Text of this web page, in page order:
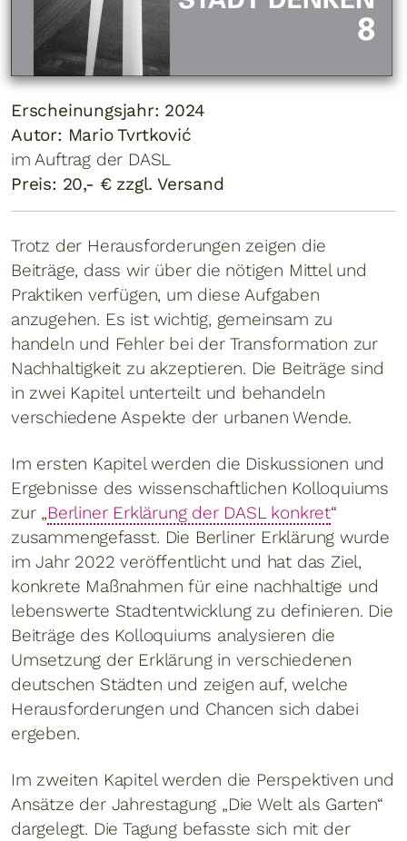
Erscheinungsjahr: 2024
Autor: Mario Tvrtković
im Auftrag der DASL
Preis: 20,- € zzgl. Versand
Trotz der Herausforderungen zeigen die
Beiträge, dass wir über die nötigen Mittel und
Praktiken verfügen, um diese Aufgaben
anzugehen. Es ist wichtig, gemeinsam zu
handeln und Fehler bei der Transformation zur
Nachhaltigkeit zu akzeptieren. Die Beiträge sind
in zwei Kapitel unterteilt und behandeln
verschiedene Aspekte der urbanen Wende.
Im ersten Kapitel werden die Diskussionen und
Ergebnisse des wissenschaftlichen Kolloquiums
zur „Berliner Erklärung der DASL konkret“
zusammengefasst. Die Berliner Erklärung wurde
im Jahr 2022 veröffentlicht und hat das Ziel,
konkrete Maßnahmen für eine nachhaltige und
lebenswerte Stadtentwicklung zu definieren. Die
Beiträge des Kolloquiums analysieren die
Umsetzung der Erklärung in verschiedenen
deutschen Städten und zeigen auf, welche
Herausforderungen und Chancen sich dabei
ergeben.
Im zweiten Kapitel werden die Perspektiven und
Ansätze der Jahrestagung „Die Welt als Garten“
dargelegt. Die Tagung befasste sich mit der